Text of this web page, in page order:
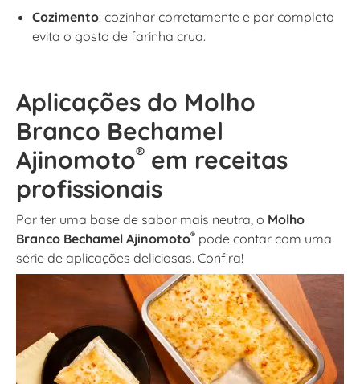
Cozimento: cozinhar corretamente e por completo
evita o gosto de farinha crua.
Aplicações do Molho
Branco Bechamel
Ajinomoto® em receitas
profissionais
Por ter uma base de sabor mais neutra, o Molho
Branco Bechamel Ajinomoto® pode contar com uma
série de aplicações deliciosas. Confira!